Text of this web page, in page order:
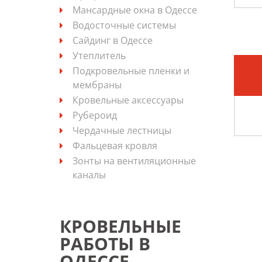
Мансардные окна в Одессе
Водосточные системы
Сайдинг в Одессе
Утеплитель
Подкровельные пленки и
мембраны
Кровельные аксессуары
Рубероид
Чердачные лестницы
Фальцевая кровля
Зонты на вентиляционные
каналы
КРОВЕЛЬНЫЕ
РАБОТЫ В